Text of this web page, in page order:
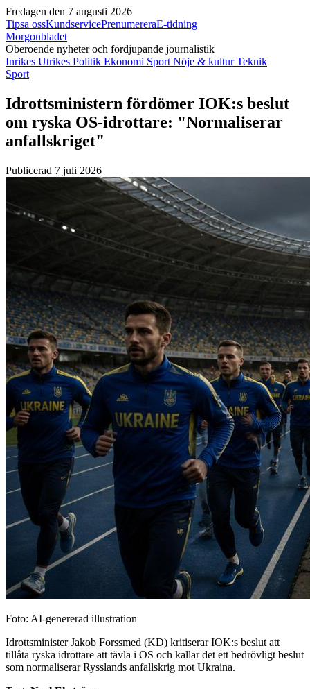
Fredagen den 7 augusti 2026
Tipsa ossKundservicePrenumereraE-tidning
Morgonbladet
Oberoende nyheter och fördjupande journalistik
Inrikes Utrikes Politik Ekonomi Sport Nöje & kulturTeknik
Sport
Idrottsministern fördömer IOK:s beslut
om ryska OS-idrottare: "Normaliserar
anfallskriget"
Publicerad 7 juli 2026
Foto: AI-genererad illustration
Idrottsminister Jakob Forssmed (KD) kritiserar IOK:s beslut att
tillåta ryska idrottare att tävla i OS och kallar det ett bedrövligt beslut
som normaliserar Rysslands anfallskrig mot Ukraina.